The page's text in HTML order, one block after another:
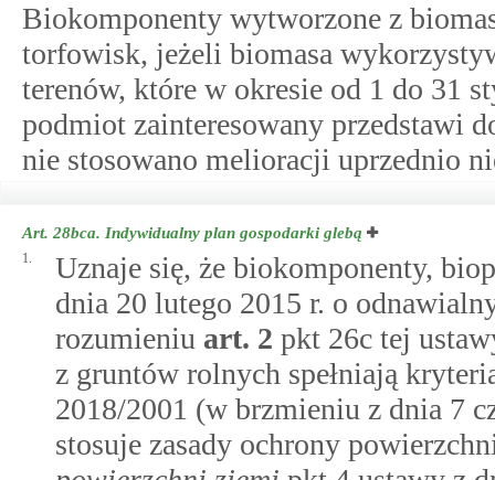
Biokomponenty wytworzone z
torfowisk, jeżeli biomasa
terenów, które w okresie od 1 do 31
podmiot zainteresowany przedstawi
nie stosowano melioracji uprzednio
Art. 28bca. Indywidualny plan gospodarki glebą
1.
Uznaje się, że biokomponenty,
dnia 20 lutego 2015 r. o
rozumieniu art. 2 pkt 26c tej
z gruntów rolnych spełniają
2018/2001 (w brzmieniu z dnia 7
stosuje zasady ochrony